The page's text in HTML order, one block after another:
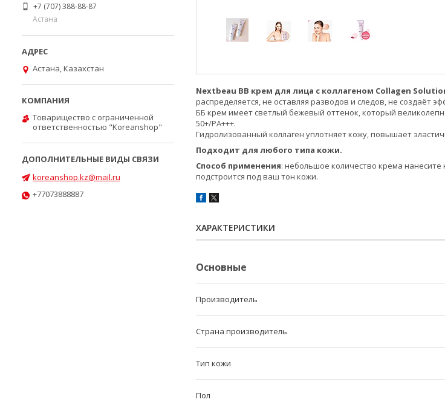
Nextbeau BB крем для лица с коллагеном Collagen
распределяется, не оставляя разводов и следов, не создаёт
ББ крем имеет светлый бежевый оттенок, который
50+/PA+++.
Гидролизованный коллаген уплотняет кожу, повышает
Подходит для любого типа кожи.
Способ применения: небольшое количество крема
подстроится под ваш тон кожи.
ХАРАКТЕРИСТИКИ
Основные
Производитель
Страна производитель
Тип кожи
Пол
+7 (707) 388-88-87
Астана
Астана, Казахстан
Товарищество с ограниченной
ответственностью "Koreanshop"
koreanshop.kz@mail.ru
+77073888887